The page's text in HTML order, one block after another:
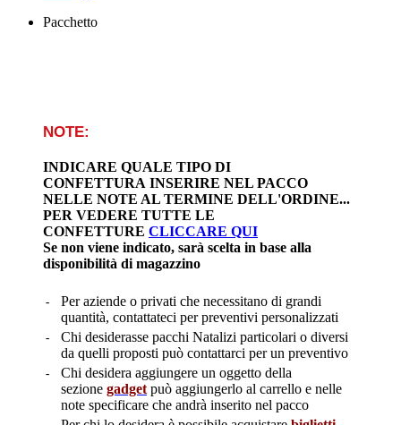
Pacchetto
NOTE:
INDICARE QUALE TIPO DI
CONFETTURA INSERIRE NEL PACCO
NELLE NOTE AL TERMINE DELL'ORDINE...
PER VEDERE TUTTE LE
CONFETTURE CLICCARE QUI
Se non viene indicato, sarà scelta in base alla
disponibilità di magazzino
-
Per aziende o privati che necessitano di grandi
quantità, contattateci per preventivi personalizzati
-
Chi desiderasse pacchi Natalizi particolari o diversi
da quelli proposti può contattarci per un preventivo
-
Chi desidera aggiungere un oggetto della
sezione gadget può aggiungerlo al carrello e nelle
note specificare che andrà inserito nel pacco